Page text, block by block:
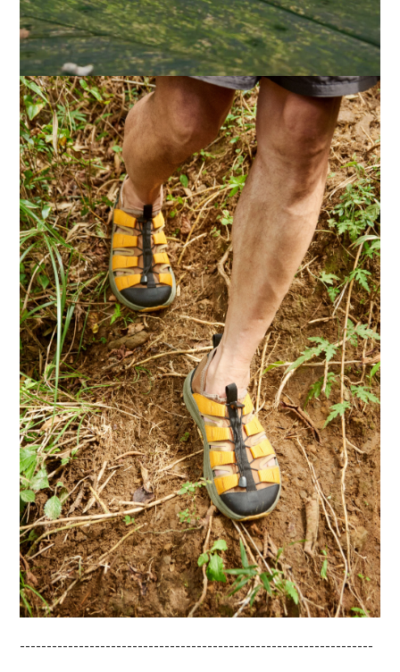
------------------------------------------------------------------